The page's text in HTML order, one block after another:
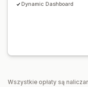
Dynamic Dashboard
Wszystkie opłaty są